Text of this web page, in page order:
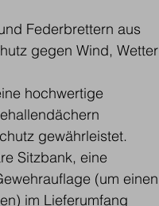
Federbrettern aus
gegen Wind, Wetter
hochwertige
gewährleistet.
Sitzbank, eine
(um einen
im Lieferumfang